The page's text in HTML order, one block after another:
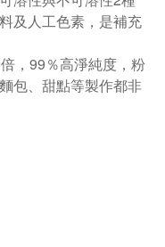
及人工色素，是補充
，99％高淨純度，粉
包、甜點等製作都非